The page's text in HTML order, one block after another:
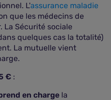
L'assurance maladie
que les médecins de
La Sécurité sociale
quelques cas la totalité)
La mutuelle vient
€ :
en charge la